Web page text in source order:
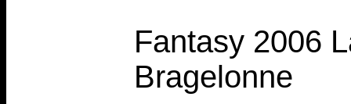
Fantasy 2006
Bragelonne